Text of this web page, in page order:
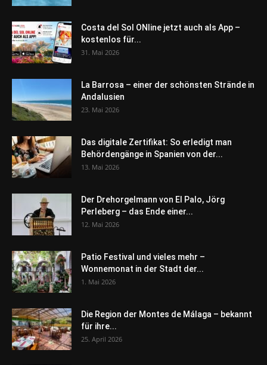
Costa del Sol ONline jetzt auch als App –
kostenlos für...
31. Mai 2026
La Barrosa – einer der schönsten Strände in
Andalusien
23. Mai 2026
Das digitale Zertifikat: So erledigt man
Behördengänge in Spanien von der...
13. Mai 2026
Der Drehorgelmann von El Palo, Jörg
Perleberg – das Ende einer...
12. Mai 2026
Patio Festival und vieles mehr –
Wonnemonat in der Stadt der...
1. Mai 2026
Die Region der Montes de Málaga – bekannt
für ihre...
25. April 2026